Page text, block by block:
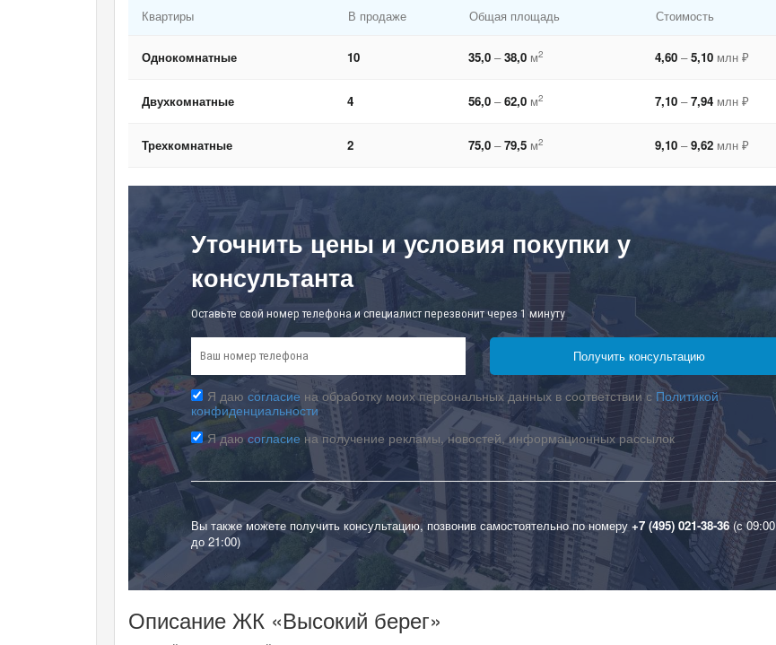
Квартиры В продаже Общая площадь Стоимость
Однокомнатные 10 35,0 –38,0 м2 4,60 –5,10 млн ₽
Двухкомнатные 4 56,0 –62,0 м2 7,10 –7,94 млн ₽
Трехкомнатные 2 75,0 –79,5 м2 9,10 –9,62 млн ₽
Уточнить цены и условия покупки у
консультанта
Оставьте свой номер телефона и специалист перезвонит через 1 минуту
Я даю согласие на обработку моих персональных данных в соответствии с Политикой
конфиденциальности
Я даюсогласие на получение рекламы, новостей, информационных рассылок
Вы также можете получить консультацию, позвонив самостоятельно по номеру +7 (495) 021-38-36 (с 09:00
до 21:00)
Описание ЖК «Высокий берег»